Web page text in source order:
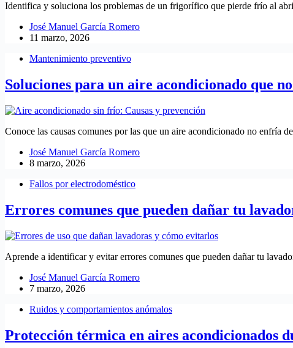
Identifica y soluciona los problemas de un frigorífico que pierde frío al
José Manuel García Romero
11 marzo, 2026
Mantenimiento preventivo
Soluciones para un aire acondicionado que
Conoce las causas comunes por las que un aire acondicionado no enfría
José Manuel García Romero
8 marzo, 2026
Fallos por electrodoméstico
Errores comunes que pueden dañar tu
Aprende a identificar y evitar errores comunes que pueden dañar tu
José Manuel García Romero
7 marzo, 2026
Ruidos y comportamientos anómalos
Protección térmica en aires acondicionados